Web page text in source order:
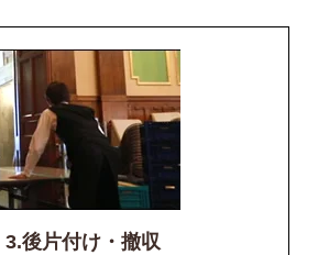
3.後片付け・撤収